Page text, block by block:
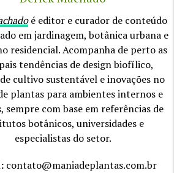
é editor e curador de conteúdo
em jardinagem, botânica urbana e
residencial. Acompanha de perto as
tendências de design biofílico,
cultivo sustentável e inovações no
plantas para ambientes internos e
sempre com base em referências de
botânicos, universidades e
especialistas do setor.
contato@maniadeplantas.com.br